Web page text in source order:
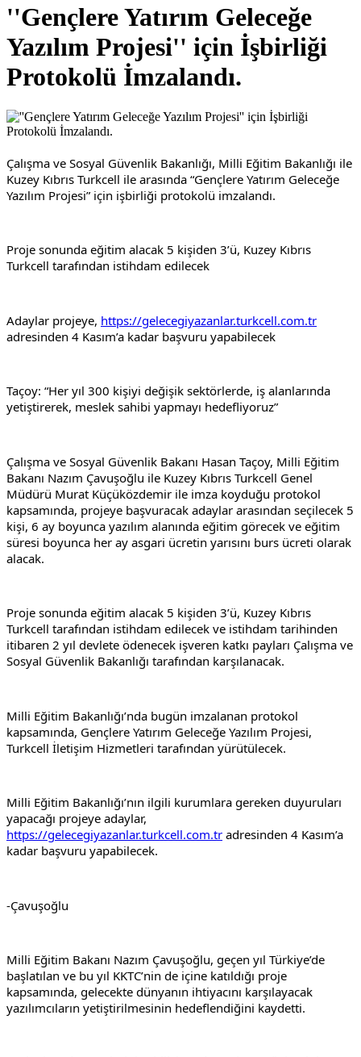
''Gençlere Yatırım Geleceğe
Yazılım Projesi'' için İşbirliği
Protokolü İmzalandı.
Çalışma ve Sosyal Güvenlik Bakanlığı, Milli Eğitim Bakanlığı ile
Kuzey Kıbrıs Turkcell ile arasında “Gençlere Yatırım Geleceğe
Yazılım Projesi” için işbirliği protokolü imzalandı.
Proje sonunda eğitim alacak 5 kişiden 3’ü, Kuzey Kıbrıs
Turkcell tarafından istihdam edilecek
Adaylar projeye, https://gelecegiyazanlar.turkcell.com.tr
adresinden 4 Kasım’a kadar başvuru yapabilecek
Taçoy: “Her yıl 300 kişiyi değişik sektörlerde, iş alanlarında
yetiştirerek, meslek sahibi yapmayı hedefliyoruz”
Çalışma ve Sosyal Güvenlik Bakanı Hasan Taçoy, Milli Eğitim
Bakanı Nazım Çavuşoğlu ile Kuzey Kıbrıs Turkcell Genel
Müdürü Murat Küçüközdemir ile imza koyduğu protokol
kapsamında, projeye başvuracak adaylar arasından seçilecek 5
kişi, 6 ay boyunca yazılım alanında eğitim görecek ve eğitim
süresi boyunca her ay asgari ücretin yarısını burs ücreti olarak
alacak.
Proje sonunda eğitim alacak 5 kişiden 3’ü, Kuzey Kıbrıs
Turkcell tarafından istihdam edilecek ve istihdam tarihinden
itibaren 2 yıl devlete ödenecek işveren katkı payları Çalışma ve
Sosyal Güvenlik Bakanlığı tarafından karşılanacak.
Milli Eğitim Bakanlığı’nda bugün imzalanan protokol
kapsamında, Gençlere Yatırım Geleceğe Yazılım Projesi,
Turkcell İletişim Hizmetleri tarafından yürütülecek.
Milli Eğitim Bakanlığı’nın ilgili kurumlara gereken duyuruları
https://gelecegiyazanlar.turkcell.com.tr adresinden 4 Kasım’a
kadar başvuru yapabilecek.
-Çavuşoğlu
Milli Eğitim Bakanı Nazım Çavuşoğlu, geçen yıl Türkiye’de
başlatılan ve bu yıl KKTC’nin de içine katıldığı proje
kapsamında, gelecekte dünyanın ihtiyacını karşılayacak
yazılımcıların yetiştirilmesinin hedeflendiğini kaydetti.